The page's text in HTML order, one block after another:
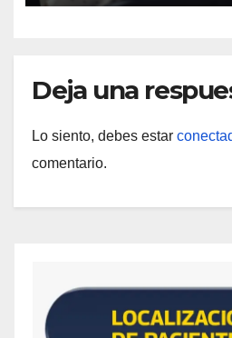
Deja una
Lo siento, debes estar
comentario.